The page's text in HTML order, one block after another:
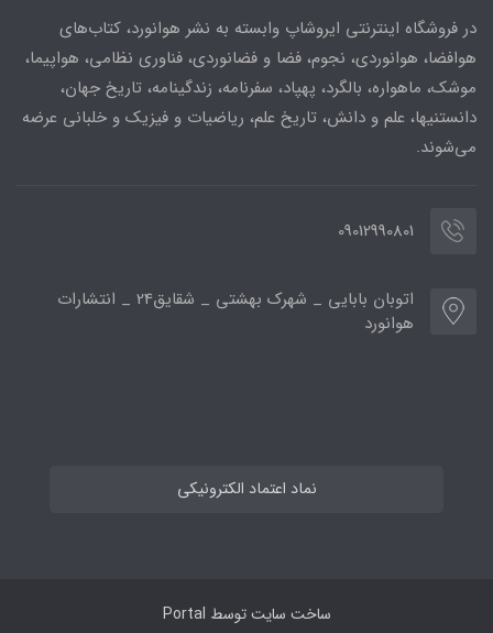
در فروشگاه اینترنتی ایروشاپ وابسته به نشر هوانورد، کتاب‌های
هوافضا، هوانوردی، نجوم، فضا و فضانوردی، فناوری نظامی، هواپیما،
موشک، ماهواره، بالگرد، پهپاد، سفرنامه، زندگینامه، تاریخ جهان،
دانستنیها، علم و دانش، تاریخ علم، ریاضیات و فیزیک و خلبانی عرضه
می‌شوند.
09012990801
اتوبان بابایی _ شهرک بهشتی _ شقایق24 _ انتشارات
هوانورد
نماد اعتماد الکترونیکی
ساخت سایت توسط Portal